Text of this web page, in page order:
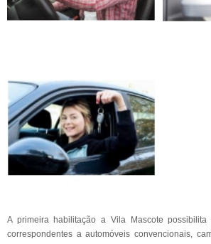
A primeira habilitação a Vila Mascote
correspondentes a automóveis convencionais,